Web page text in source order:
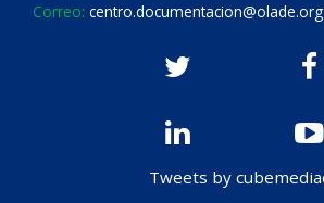
Correo: centro.documentacion@olade.org
Tweets by